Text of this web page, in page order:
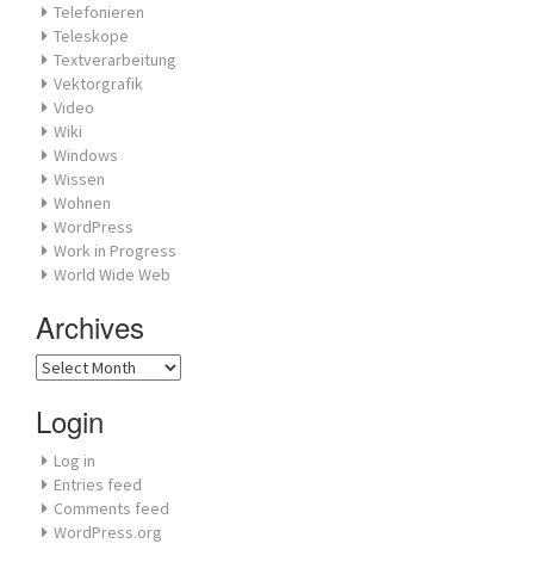
Telefonieren
Teleskope
Textverarbeitung
Vektorgrafik
Video
Wiki
Windows
Wissen
Wohnen
WordPress
Work in Progress
World Wide Web
Archives
Archives
Login
Log in
Entries feed
Comments feed
WordPress.org